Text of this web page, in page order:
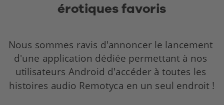
érotiques favoris
Nous sommes ravis d'annoncer le lancement
d'une application dédiée permettant à nos
utilisateurs Android d'accéder à toutes les
histoires audio Remotyca en un seul endroit !